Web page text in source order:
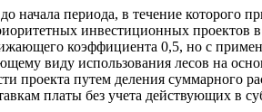
начала периода, в течение
инвестиционных проектов
коэффициента 0,5, но с
виду использования лесов на
проекта путем деления суммарного
платы без учета действующих в